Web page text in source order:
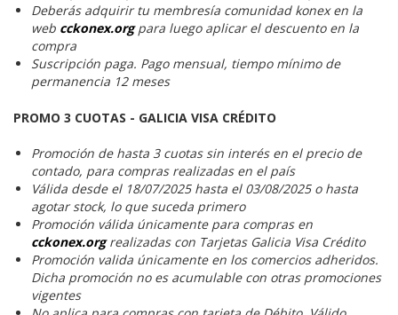
Deberás adquirir tu membresía comunidad konex en la
web cckonex.org para luego aplicar el descuento en la
compra
Suscripción paga. Pago mensual, tiempo mínimo de
permanencia 12 meses
PROMO 3 CUOTAS - GALICIA VISA CRÉDITO
Promoción de hasta 3 cuotas sin interés en el precio de
contado, para compras realizadas en el país
Válida desde el 18/07/2025 hasta el 03/08/2025 o hasta
agotar stock, lo que suceda primero
Promoción válida únicamente para compras en
cckonex.org realizadas con Tarjetas Galicia Visa Crédito
Promoción valida únicamente en los comercios adheridos.
Dicha promoción no es acumulable con otras promociones
vigentes